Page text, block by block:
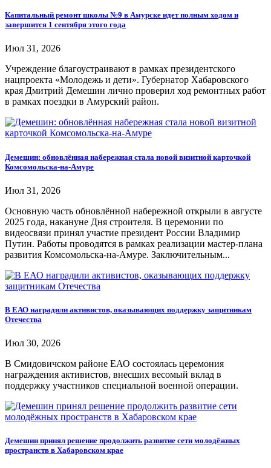
Капитальный ремонт школы №9 в Амурске идет полным ходом и
завершится 1 сентября этого года
Июл 31, 2026
Учреждение благоустраивают в рамках президентского
нацпроекта «Молодежь и дети». Губернатор Хабаровского
края Дмитрий Демешин лично проверил ход ремонтных работ
в рамках поездки в Амурский район.
Демешин: обновлённая набережная стала новой визитной карточкой
Комсомольска-на-Амуре
Июл 31, 2026
Основную часть обновлённой набережной открыли в августе
2025 года, накануне Дня строителя. В церемонии по
видеосвязи принял участие президент России Владимир
Путин. Работы проводятся в рамках реализации мастер-плана
развития Комсомольска-на-Амуре. Заключительным...
В ЕАО наградили активистов, оказывающих поддержку защитникам
Отечества
Июл 30, 2026
В Смидовичском районе ЕАО состоялась церемония
награждения активистов, внесших весомый вклад в
поддержку участников специальной военной операции.
Демешин принял решение продолжить развитие сети молодёжных
пространств в Хабаровском крае